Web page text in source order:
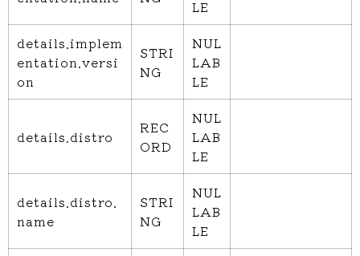
LE
details.implem
entation.versi
on
STRI
NG
NUL
LAB
LE
details.distro
REC
ORD
NUL
LAB
LE
details.distro.
name
STRI
NG
NUL
LAB
LE